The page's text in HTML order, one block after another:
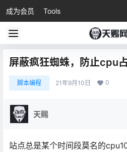
成为会员 Tools
屏蔽疯狂蜘蛛，防止cpu
脚本编程 21年9月10日 0
天赐
站点总是某个时间段莫名的